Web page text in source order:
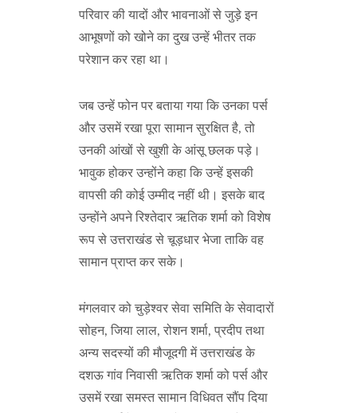
परिवार की यादों और भावनाओं से जुड़े इन
आभूषणों को खोने का दुख उन्हें भीतर तक
परेशान कर रहा था।
जब उन्हें फोन पर बताया गया कि उनका पर्स
और उसमें रखा पूरा सामान सुरक्षित है, तो
उनकी आंखों से खुशी के आंसू छलक पड़े।
भावुक होकर उन्होंने कहा कि उन्हें इसकी
वापसी की कोई उम्मीद नहीं थी। इसके बाद
उन्होंने अपने रिश्तेदार ऋतिक शर्मा को विशेष
रूप से उत्तराखंड से चूड़धार भेजा ताकि वह
सामान प्राप्त कर सके।
मंगलवार को चुड़ेश्वर सेवा समिति के सेवादारों
सोहन, जिया लाल, रोशन शर्मा, प्रदीप तथा
अन्य सदस्यों की मौजूदगी में उत्तराखंड के
दशऊ गांव निवासी ऋतिक शर्मा को पर्स और
उसमें रखा समस्त सामान विधिवत सौंप दिया